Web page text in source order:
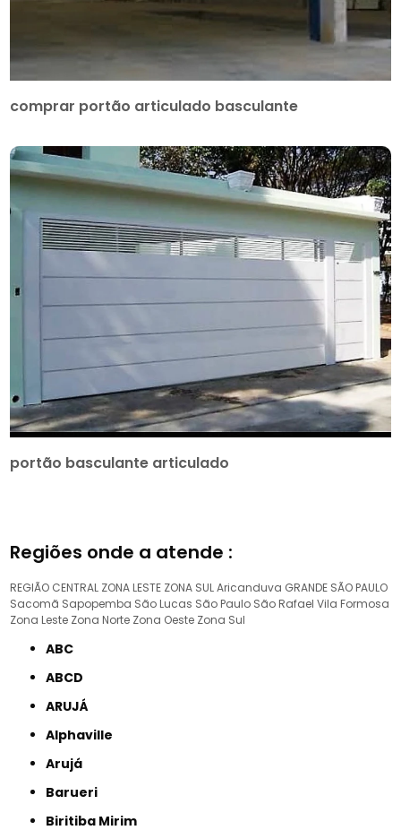
comprar portão articulado basculante
portão basculante articulado
Regiões onde a atende :
REGIÃO CENTRAL ZONA LESTE ZONA SULAricanduva GRANDE SÃO PAULO
Sacomã Sapopemba São Lucas São Paulo São Rafael Vila Formosa
Zona Leste Zona Norte Zona Oeste Zona Sul
ABC
ABCD
ARUJÁ
Alphaville
Arujá
Barueri
Biritiba Mirim